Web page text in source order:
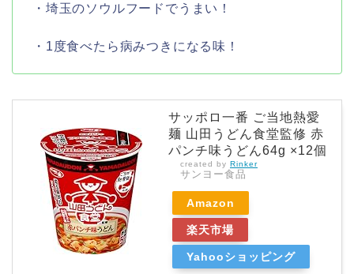
・埼玉のソウルフードでうまい！
・1度食べたら病みつきになる味！
サッポロ一番 ご当地熱愛
麺 山田うどん食堂監修 赤
パンチ味うどん64g ×12個
created by Rinker
サンヨー食品
Amazon
楽天市場
Yahooショッピング